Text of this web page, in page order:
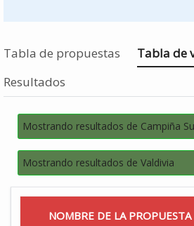
Tabla de propuestas Estás en
Tabla de
Resultados
Mostrando resultados de Campiña
Mostrando resultados de Valdivia
NOMBRE DE LA PROPUESTA